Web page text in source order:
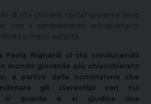
di vita cristiana contemporanea deve
con il cambiamento antropologico:
e meno autorità
Paola Bignardi ci sta conducendo
mondo giovanile più chiacchierato
a partire dalla convinzione che
gli stereotipi con cui
si guarda e si giudica una